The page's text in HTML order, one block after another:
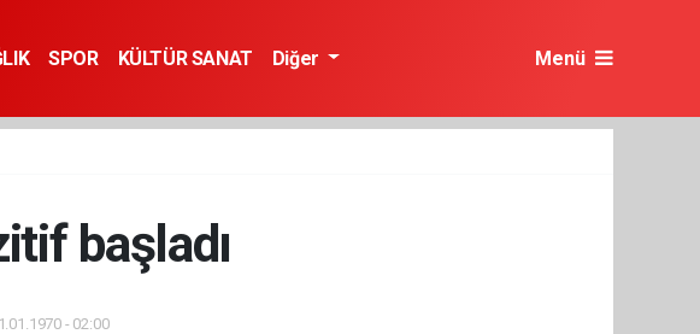
SPOR KÜLTÜR SANAT Diğer Menü
başladı
- 02:00